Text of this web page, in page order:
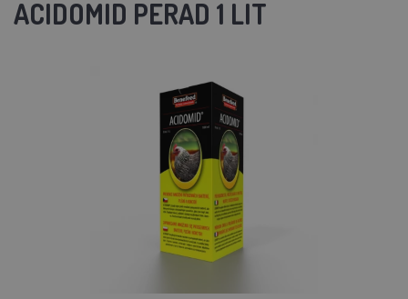
ACIDOMID PERAD 1 LIT